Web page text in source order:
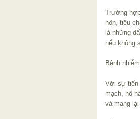
Trường
nôn, tiêu
là những
nếu không
Bệnh
Với sự tiến
mạch, hô
và mang